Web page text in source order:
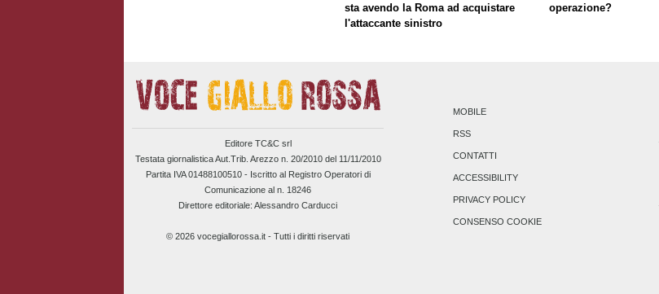
sta avendo la Roma ad acquistare
l'attaccante sinistro
operazione?
Editore TC&C srl
Testata giornalistica Aut.Trib. Arezzo n. 20/2010 del 11/11/2010
Partita IVA 01488100510 - Iscritto al Registro Operatori di
Comunicazione al n. 18246
Direttore editoriale: Alessandro Carducci
© 2026 vocegiallorossa.it - Tutti i diritti riservati
MOBILE
RSS
CONTATTI
ACCESSIBILITY
PRIVACY POLICY
CONSENSO COOKIE